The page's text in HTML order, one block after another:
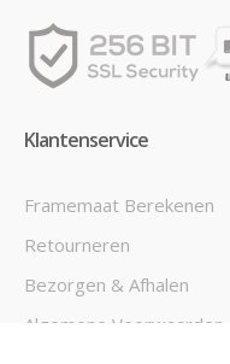
Klantenservice
Framemaat Berekenen
Retourneren
Bezorgen & Afhalen
Algemene Voorwaarden